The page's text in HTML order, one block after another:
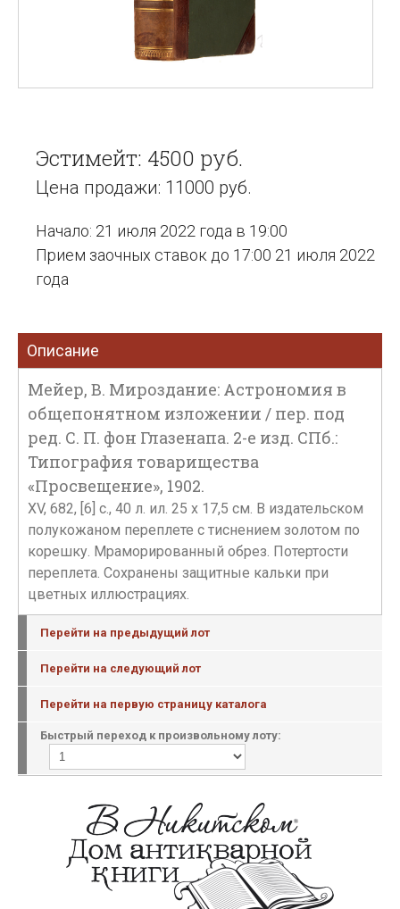
Эстимейт: 4500 руб.
Цена продажи: 11000 руб.
Начало: 21 июля 2022 года в 19:00
Прием заочных ставок до 17:00 21 июля 2022
года
Описание
Мейер, В. Мироздание: Астрономия в
общепонятном изложении / пер. под
ред. С. П. фон Глазенапа. 2-е изд. СПб.:
Типография товарищества
«Просвещение», 1902.
XV, 682, [6] c., 40 л. ил. 25 х 17,5 см. В издательском
полукожаном переплете с тиснением золотом по
корешку. Мраморированный обрез. Потертости
переплета. Сохранены защитные кальки при
цветных иллюстрациях.
Перейти на предыдущий лот
Перейти на следующий лот
Перейти на первую страницу каталога
Быстрый переход к произвольному лоту: